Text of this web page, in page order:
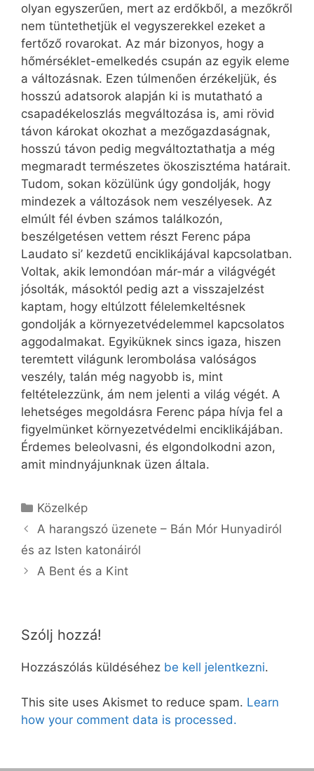
olyan egyszerűen, mert az erdőkből, a mezőkről
nem tüntethetjük el vegyszerekkel ezeket a
fertőző rovarokat. Az már bizonyos, hogy a
hőmérséklet-emelkedés csupán az egyik eleme
a változásnak. Ezen túlmenően érzékeljük, és
hosszú adatsorok alapján ki is mutatható a
csapadékeloszlás megváltozása is, ami rövid
távon károkat okozhat a mezőgazdaságnak,
hosszú távon pedig megváltoztathatja a még
megmaradt természetes ökoszisztéma határait.
Tudom, sokan közülünk úgy gondolják, hogy
mindezek a változások nem veszélyesek. Az
elmúlt fél évben számos találkozón,
beszélgetésen vettem részt Ferenc pápa
Laudato si’ kezdetű enciklikájával kapcsolatban.
Voltak, akik lemondóan már-már a világvégét
jósolták, másoktól pedig azt a visszajelzést
kaptam, hogy eltúlzott félelemkeltésnek
gondolják a környezetvédelemmel kapcsolatos
aggodalmakat. Egyiküknek sincs igaza, hiszen
teremtett világunk lerombolása valóságos
veszély, talán még nagyobb is, mint
feltételezzünk, ám nem jelenti a világ végét. A
lehetséges megoldásra Ferenc pápa hívja fel a
figyelmünket környezetvédelmi enciklikájában.
Érdemes beleolvasni, és elgondolkodni azon,
amit mindnyájunknak üzen általa.
Kategória
Közelkép
A harangszó üzenete – Bán Mór Hunyadiról
és az Isten katonáiról
A Bent és a Kint
Szólj hozzá!
Hozzászólás küldéséhez be kell jelentkezni.
This site uses Akismet to reduce spam. Learn
how your comment data is processed.